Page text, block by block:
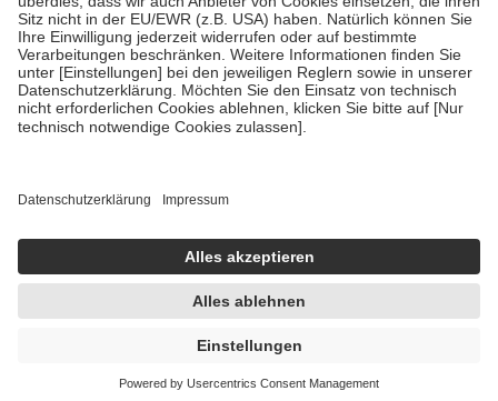
mit Ausnahme der Fahrkosten
• Untersuchungen zur Vorsorge und Früherkennung, die von der
GKV getragen werden
• empfohlenen Schutzimpfungen
• Harn- und Blutteststreifen
getroffen, um sicherzustellen, dass es sich um echte Bewertungen
https://help.etrusted.com/hc/de/articles/4419944605341
Einige Bilder und Inhalte wurden unter Zuhilfenahme künstlicher